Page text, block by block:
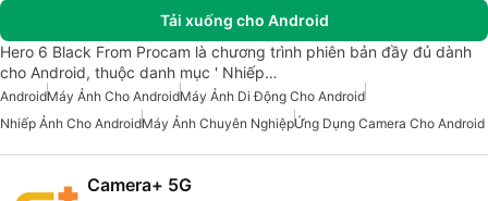
Tải xuống cho Android
Hero 6 Black From Procam là chương trình phiên bản đầy đủ dành
cho Android, thuộc danh mục ' Nhiếp…
AndroidMáy Ảnh Cho AndroidMáy Ảnh Di Động Cho Android
Nhiếp Ảnh Cho AndroidMáy Ảnh Chuyên NghiệpỨng Dụng Camera Cho Android
Camera+ 5G